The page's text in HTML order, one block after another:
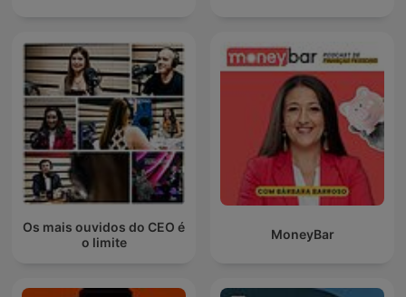
Os mais ouvidos do CEO é
o limite
MoneyBar